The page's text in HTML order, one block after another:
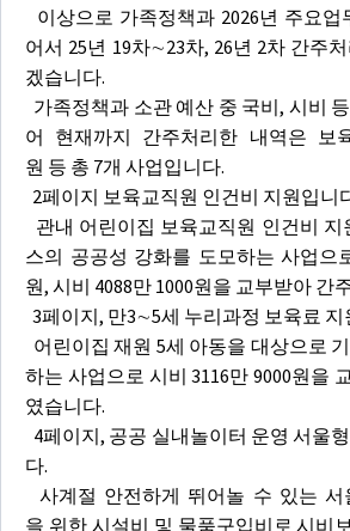
이상으로 가족정책과 2026년 주요업
어서 25년 19차∼23차, 26년 2차 간주
겠습니다.
가족정책과 소관 예산 중 국비, 시비
어 현재까지 간주처리한 내역은 보
원 등 총 7개 사업입니다.
2페이지 보육교직원 인건비 지원입니
관내 어린이집 보육교직원 인건비 지
스의 공공성 강화를 도모하는 사업으
원, 시비 4088만 1000원을 교부받아 간
3페이지, 만3∼5세 누리과정 보육료 지
어린이집 재원 5세 아동을 대상으로
하는 사업으로 시비 3116만 9000원을
였습니다.
4페이지, 공공 실내놀이터 운영 서울
다.
사계절 안전하게 뛰어놀 수 있는 서
을 위한 시설비 및 물품구입비로 시비